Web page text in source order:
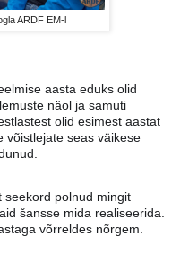
ARDF EM-l
aasta eduks olid
näol ja samuti
olid esimest aastat
võistlejate seas väikese
seekord polnud mingit
šansse mida realiseerida.
võrreldes nõrgem.